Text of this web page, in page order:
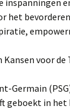
inspanningen
het
Kansen voor
Germain
geboekt in het